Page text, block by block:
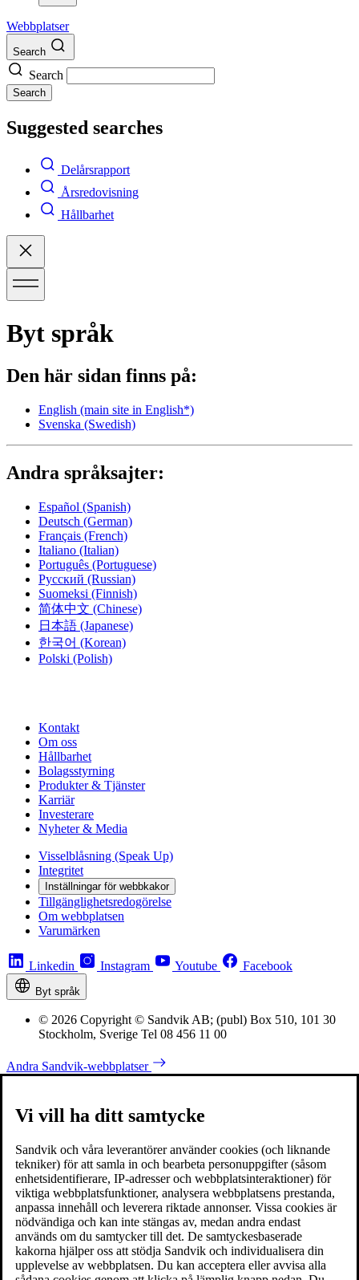
Webbplatser
Search
Search
Search
Suggested searches
Delårsrapport
Årsredovisning
Hållbarhet
Byt språk
Den här sidan finns på:
English (main site in English*)
Svenska (Swedish)
Andra språksajter:
Español (Spanish)
Deutsch (German)
Français (French)
Italiano (Italian)
Português (Portuguese)
Русский (Russian)
Suomeksi (Finnish)
简体中文 (Chinese)
日本語 (Japanese)
한국어 (Korean)
Polski (Polish)
Kontakt
Om oss
Hållbarhet
Bolagsstyrning
Produkter & Tjänster
Karriär
Investerare
Nyheter & Media
Visselblåsning (Speak Up)
Integritet
Inställningar för webbkakor
Tillgänglighetsredogörelse
Om webbplatsen
Varumärken
Linkedin Instagram Youtube Facebook
Byt språk
© 2026 Copyright © Sandvik AB; (publ) Box 510, 101 30
Stockholm, Sverige Tel 08 456 11 00
Andra Sandvik-webbplatser
Vi vill ha ditt samtycke
Sandvik och våra leverantörer använder cookies (och liknande
tekniker) för att samla in och bearbeta personuppgifter (såsom
enhetsidentifierare, IP-adresser och webbplatsinteraktioner) för
viktiga webbplatsfunktioner, analysera webbplatsens prestanda,
anpassa innehåll och leverera riktade annonser. Vissa cookies är
nödvändiga och kan inte stängas av, medan andra endast
används om du samtycker till det. De samtyckesbaserade
kakorna hjälper oss att stödja Sandvik och individualisera din
upplevelse av webbplatsen. Du kan acceptera eller avvisa alla